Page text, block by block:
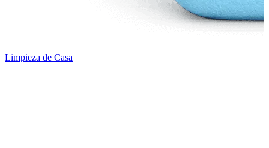
Limpieza de Casa